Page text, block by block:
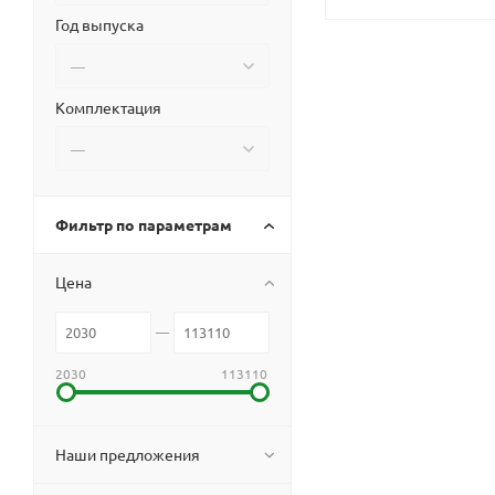
Год выпуска
Комплектация
Фильтр по параметрам
Цена
2030 113110
Наши предложения